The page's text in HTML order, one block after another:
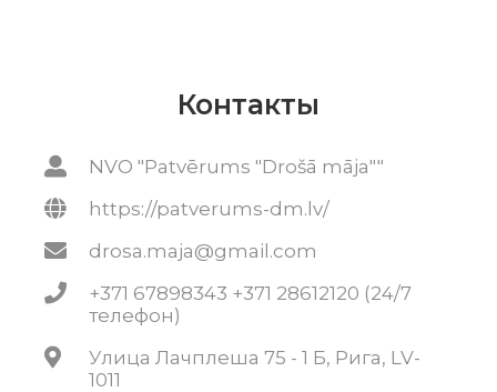
Контакты
NVO "Patvērums "Drošā māja""
https://patverums-dm.lv/
drosa.maja@gmail.com
+371 67898343 +371 28612120 (24/7
телефон)
Улица Лачплеша 75 - 1 Б, Рига, LV-
1011